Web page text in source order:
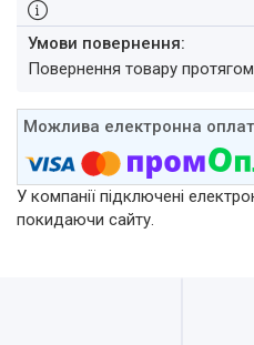
повернення товару
У компанії підключені
покидаючи сайту.